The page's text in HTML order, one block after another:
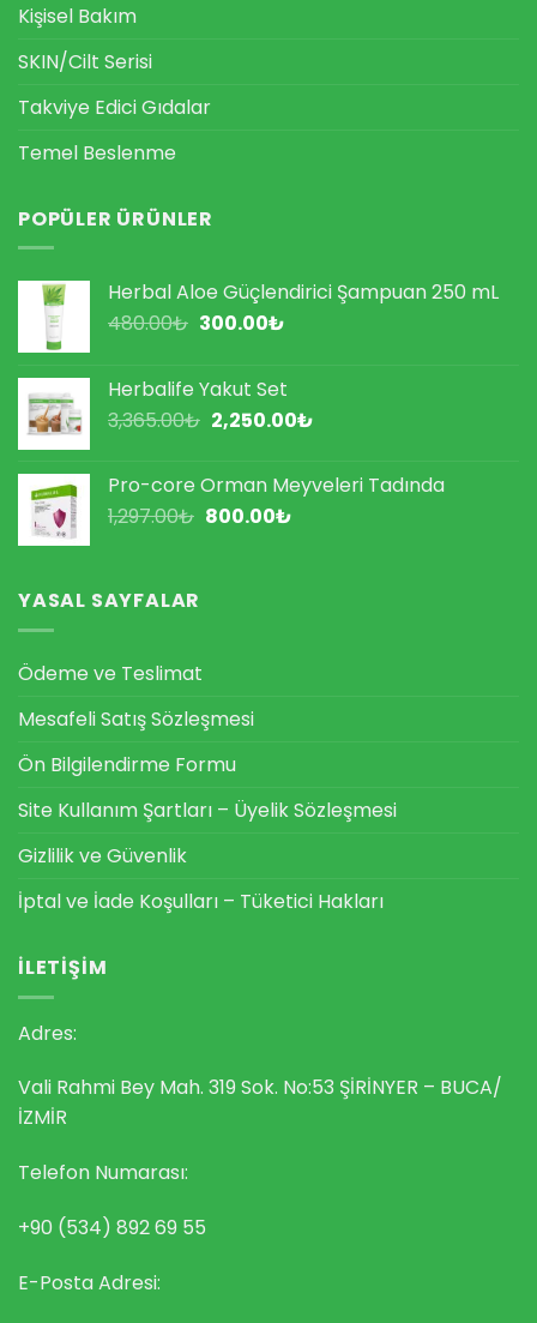
Kişisel Bakım
SKIN/Cilt Serisi
Takviye Edici Gıdalar
Temel Beslenme
POPÜLER ÜRÜNLER
Herbal Aloe Güçlendirici Şampuan 250 mL
480.00₺ Orijinal
300.00₺Şu
300.00₺.
Herbalife Yakut Set
3,365.00₺ Orijinal
2,250.00₺Şu
2,250.00₺.
Pro-core Orman Meyveleri Tadında
1,297.00₺ Orijinal
800.00₺Şu
YASAL SAYFALAR
Ödeme ve Teslimat
Mesafeli Satış Sözleşmesi
Ön Bilgilendirme Formu
Site Kullanım Şartları – Üyelik Sözleşmesi
Gizlilik ve Güvenlik
İptal ve İade Koşulları – Tüketici Hakları
İLETIŞIM
Adres:
Vali Rahmi Bey Mah. 319 Sok. No:53 ŞİRİNYER – BUCA/
İZMİR
Telefon Numarası:
+90 (534) 892 69 55
E-Posta Adresi: